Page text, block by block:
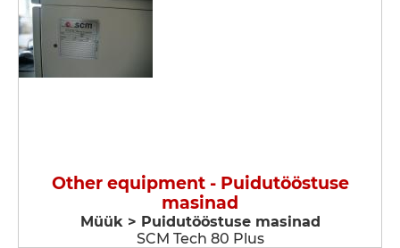
Other equipment - Puidutööstuse
masinad
Müük > Puidutööstuse masinad
SCM Tech 80 Plus